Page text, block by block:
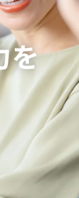
を